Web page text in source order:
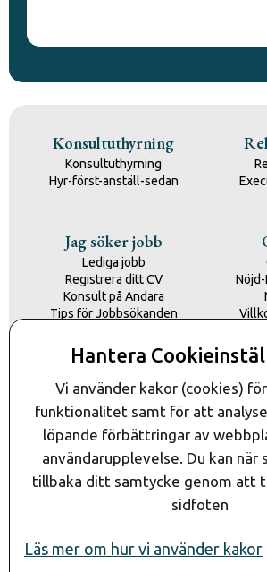
Konsultuthyrning
Konsultuthyrning
Hyr-först-anställ-sedan
Jag söker jobb
Lediga jobb
Registrera ditt CV
Konsult på Andara
Tips för Jobbsökanden
Kontakta oss
Kontakt
Hantera
Vi använder kakor (cookies)
funktionalitet samt för att
löpande förbättringar av
användarupplevelse. Du kan när
tillbaka ditt samtycke genom att
sidfoten
Läs mer om hur vi använder kakor